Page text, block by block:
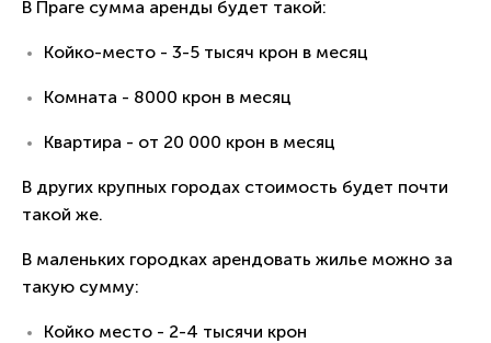
В Праге сумма аренды будет такой:
Койко-место - 3-5 тысяч крон в месяц
Комната - 8000 крон в месяц
Квартира - от 20 000 крон в месяц
В других крупных городах стоимость будет почти
такой же.
В маленьких городках арендовать жилье можно за
такую сумму:
Койко место - 2-4 тысячи крон